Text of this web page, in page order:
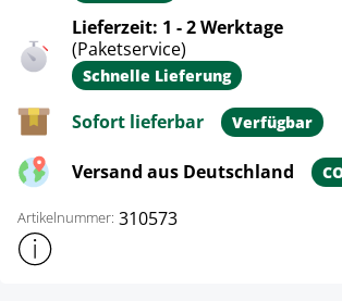
Lieferzeit: 1 - 2 Werktage
(Paketservice)
Schnelle Lieferung
Sofort lieferbar Verfügbar
Versand aus Deutschland
Artikelnummer: 310573
Weitere Produktinformationen anzeigen